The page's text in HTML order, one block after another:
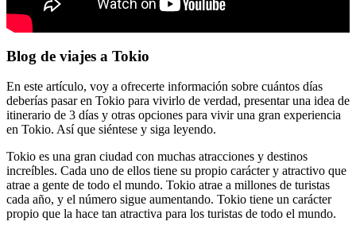
Blog de viajes a Tokio
En este artículo, voy a ofrecerte información sobre cuántos días
deberías pasar en Tokio para vivirlo de verdad, presentar una idea de
itinerario de 3 días y otras opciones para vivir una gran experiencia
en Tokio. Así que siéntese y siga leyendo.
Tokio es una gran ciudad con muchas atracciones y destinos
increíbles. Cada uno de ellos tiene su propio carácter y atractivo que
atrae a gente de todo el mundo. Tokio atrae a millones de turistas
cada año, y el número sigue aumentando. Tokio tiene un carácter
propio que la hace tan atractiva para los turistas de todo el mundo.